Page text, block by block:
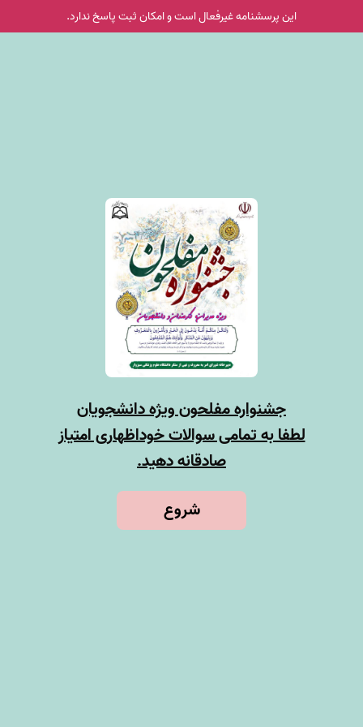
این پرسشنامه غیر‌فعال است و امکان ثبت پاسخ ندارد.
جشنواره مفلحون ویژه دانشجویان
لطفا به تمامی سوالات خوداظهاری امتیاز
صادقانه دهید.
شروع